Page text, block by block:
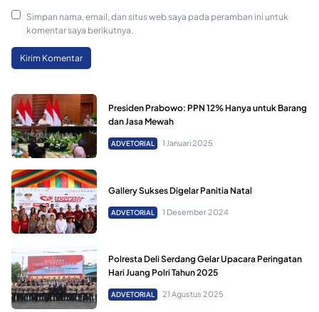
Simpan nama, email, dan situs web saya pada peramban ini untuk
komentar saya berikutnya.
Presiden Prabowo: PPN 12% Hanya untuk Barang
dan Jasa Mewah
ADVETORIAL 1 Januari 2025
Gallery Sukses Digelar Panitia Natal
ADVETORIAL 1 Desember 2024
Polresta Deli Serdang Gelar Upacara Peringatan
Hari Juang Polri Tahun 2025
ADVETORIAL 21 Agustus 2025